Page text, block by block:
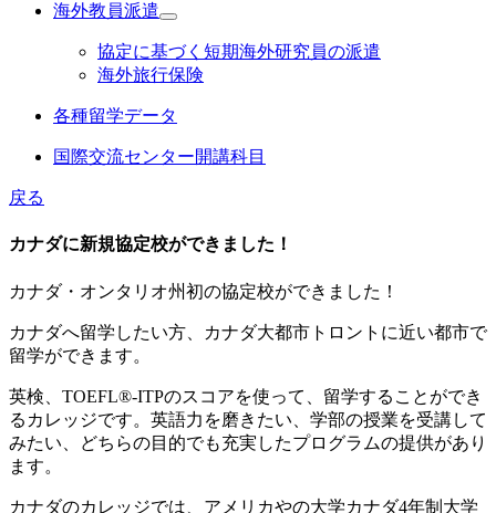
海外教員派遣
協定に基づく短期海外研究員の派遣
海外旅行保険
各種留学データ
国際交流センター開講科目
戻る
カナダに新規協定校ができました！
カナダ・オンタリオ州初の協定校ができました！
カナダへ留学したい方、カナダ大都市トロントに近い都市で
留学ができます。
英検、TOEFL®-ITPのスコアを使って、留学することができ
るカレッジです。英語力を磨きたい、学部の授業を受講して
みたい、どちらの目的でも充実したプログラムの提供があり
ます。
カナダのカレッジでは、アメリカやの大学カナダ4年制大学